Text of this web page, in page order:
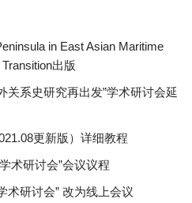
in East Asian Maritime
出版
关系史研究再出发”学术研讨会延
更新版）详细教程
术研讨会”会议议程
术研讨会” 改为线上会议